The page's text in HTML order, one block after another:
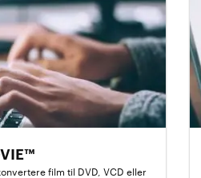
film til DVD, VCD eller